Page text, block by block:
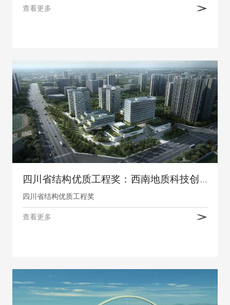
查看更多
四川省结构优质工程奖：西南地质科技创新中心项目
四川省结构优质工程奖
查看更多